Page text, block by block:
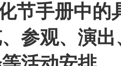
节手册中
参观、演